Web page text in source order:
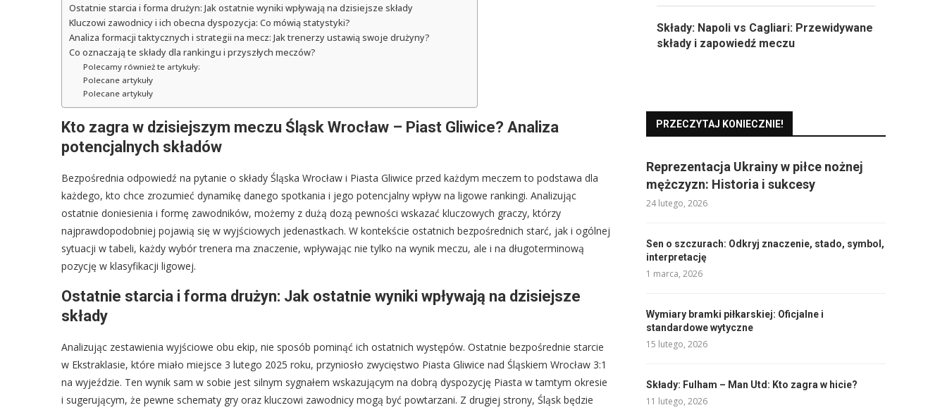
Ostatnie starcia i forma drużyn: Jak ostatnie wyniki wpływają na dzisiejsze składy
Kluczowi zawodnicy i ich obecna dyspozycja: Co mówią statystyki?
Analiza formacji taktycznych i strategii na mecz: Jak trenerzy ustawią swoje drużyny?
Co oznaczają te składy dla rankingu i przyszłych meczów?
Polecamy również te artykuły:
Polecane artykuły
Polecane artykuły
Kto zagra w dzisiejszym meczu Śląsk Wrocław – Piast Gliwice? Analiza
potencjalnych składów
Bezpośrednia odpowiedź na pytanie o składy Śląska Wrocław i Piasta Gliwice przed każdym meczem to podstawa dla
każdego, kto chce zrozumieć dynamikę danego spotkania i jego potencjalny wpływ na ligowe rankingi. Analizując
ostatnie doniesienia i formę zawodników, możemy z dużą dozą pewności wskazać kluczowych graczy, którzy
najprawdopodobniej pojawią się w wyjściowych jedenastkach. W kontekście ostatnich bezpośrednich starć, jak i ogólnej
sytuacji w tabeli, każdy wybór trenera ma znaczenie, wpływając nie tylko na wynik meczu, ale i na długoterminową
pozycję w klasyfikacji ligowej.
Ostatnie starcia i forma drużyn: Jak ostatnie wyniki wpływają na dzisiejsze
składy
Analizując zestawienia wyjściowe obu ekip, nie sposób pominąć ich ostatnich występów. Ostatnie bezpośrednie starcie
w Ekstraklasie, które miało miejsce 3 lutego 2025 roku, przyniosło zwycięstwo Piasta Gliwice nad Śląskiem Wrocław 3:1
na wyjeździe. Ten wynik sam w sobie jest silnym sygnałem wskazującym na dobrą dyspozycję Piasta w tamtym okresie
i sugerującym, że pewne schematy gry oraz kluczowi zawodnicy mogą być powtarzani. Z drugiej strony, Śląsk będzie
Składy: Napoli vs Cagliari: Przewidywane
składy i zapowiedź meczu
PRZECZYTAJ KONIECZNIE!
Reprezentacja Ukrainy w piłce nożnej
mężczyzn: Historia i sukcesy
24 lutego, 2026
Sen o szczurach: Odkryj znaczenie, stado, symbol,
interpretację
1 marca, 2026
Wymiary bramki piłkarskiej: Oficjalne i
standardowe wytyczne
15 lutego, 2026
Składy: Fulham – Man Utd: Kto zagra w hicie?
11 lutego, 2026